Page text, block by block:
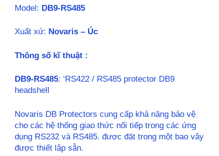
Model: DB9-RS485
Xuất xứ: Novaris – Úc
Thông số kĩ thuật :
DB9-RS485: ‘RS422 / RS485 protector DB9
headshell
Novaris DB Protectors cung cấp khả năng bảo vệ
cho các hệ thống giao thức nối tiếp trong các ứng
dụng RS232 và RS485. được đặt trong một bao vây
được thiết lập sẵn.